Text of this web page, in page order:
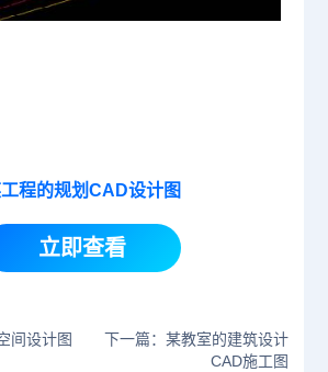
程的规划CAD设计图
立即查看
间设计图
下一篇：某教室的建筑设计
CAD施工图